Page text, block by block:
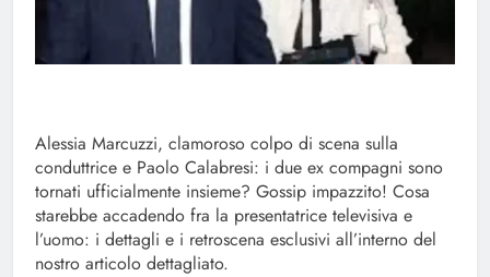
Alessia Marcuzzi, clamoroso colpo di scena sulla
conduttrice e Paolo Calabresi: i due ex compagni sono
tornati ufficialmente insieme? Gossip impazzito! Cosa
starebbe accadendo fra la presentatrice televisiva e
l’uomo: i dettagli e i retroscena esclusivi all’interno del
nostro articolo dettagliato.